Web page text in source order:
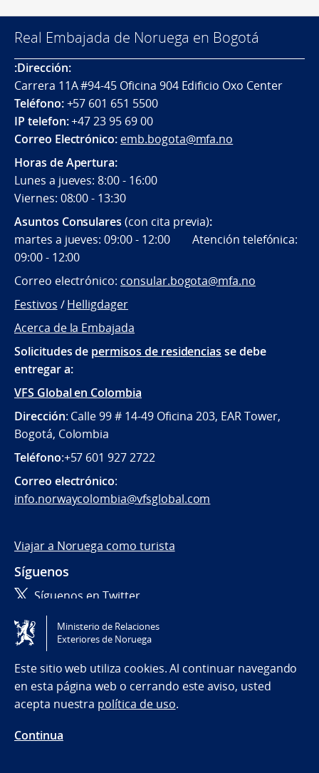
Real Embajada de Noruega en Bogotá
:Dirección:
Carrera 11A #94-45 Oficina 904 Edificio Oxo Center
Teléfono:+57 601 651 5500
IP telefon:+47 23 95 69 00
Correo Electrónico: emb.bogota@mfa.no
Horas de Apertura:
Lunes a jueves: 8:00 - 16:00
Viernes: 08:00 - 13:30
Asuntos Consulares(con cita previa):
martes a jueves: 09:00 - 12:00 Atención telefónica:
09:00 - 12:00
Correo electrónico: consular.bogota@mfa.no
Festivos /Helligdager
Acerca de la Embajada
Solicitudes de permisos de residencias se debe
entregar a:
VFS Global en Colombia
Dirección: Calle 99 # 14-49 Oficina 203, EAR Tower,
Bogotá, Colombia
Teléfono:+57 601 927 2722
Correo electrónico:
info.norwaycolombia@vfsglobal.com
Viajar a Noruega como turista
Síguenos
Síguenos en Twitter
Tilgjengelighetserklæring / Accessibility statement
(NO)
Ministerio de Relaciones
Exteriores de Noruega
Este sitio web utiliza cookies. Al continuar navegando
en esta página web o cerrando este aviso, usted
acepta nuestra política de uso.
Continua